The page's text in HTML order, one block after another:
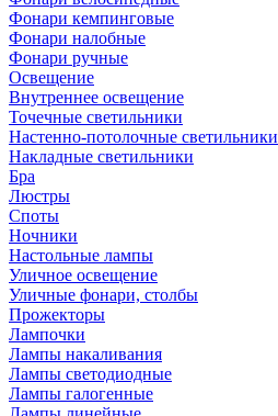
Фонари кемпинговые
Фонари налобные
Фонари ручные
Освещение
Внутреннее освещение
Точечные светильники
Настенно-потолочные светильники
Накладные светильники
Бра
Люстры
Споты
Ночники
Настольные лампы
Уличное освещение
Уличные фонари, столбы
Прожекторы
Лампочки
Лампы накаливания
Лампы светодиодные
Лампы галогенные